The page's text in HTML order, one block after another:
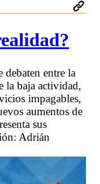
debaten entre la
la baja actividad,
impagables,
aumentos de
sus
Adrián